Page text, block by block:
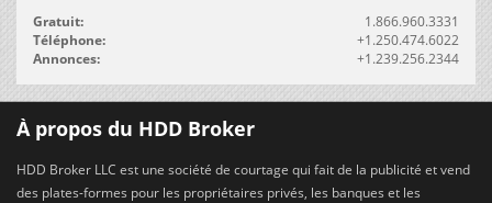
Gratuit:
1.866.960.3331
Téléphone:
+1.250.474.6022
Annonces:
+1.239.256.2344
À propos du HDD Broker
HDD Broker LLC est une société de courtage qui fait de la publicité et vend
des plates-formes pour les propriétaires privés, les banques et les